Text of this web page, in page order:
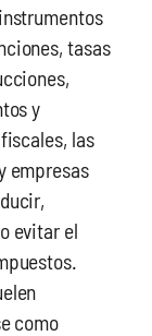
tasas
y
las
empresas
evitar el
como